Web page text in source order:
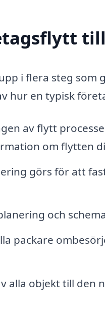
i flera steg som
hur en typisk
av flytt
om flytten
görs för att
och
packare
alla objekt till den